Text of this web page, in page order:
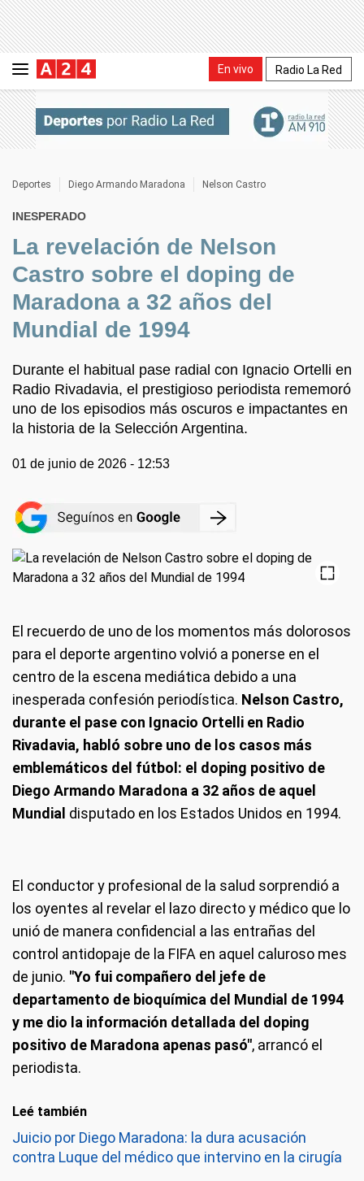
En vivo Radio La Red
Deportes Diego Armando Maradona Nelson Castro
INESPERADO
La revelación de Nelson
Castro sobre el doping de
Maradona a 32 años del
Mundial de 1994
Durante el habitual pase radial con Ignacio Ortelli en
Radio Rivadavia, el prestigioso periodista rememoró
uno de los episodios más oscuros e impactantes en
la historia de la Selección Argentina.
01 de junio de 2026 - 12:53
El recuerdo de uno de los momentos más dolorosos
para el deporte argentino volvió a ponerse en el
centro de la escena mediática debido a una
inesperada confesión periodística. Nelson Castro,
durante el pase con Ignacio Ortelli en Radio
Rivadavia, habló sobre uno de los casos más
emblemáticos del fútbol: el doping positivo de
Diego Armando Maradona a 32 años de aquel
Mundial disputado en los Estados Unidos en 1994.
El conductor y profesional de la salud sorprendió a
los oyentes al revelar el lazo directo y médico que lo
unió de manera confidencial a las entrañas del
control antidopaje de la FIFA en aquel caluroso mes
de junio. "Yo fui compañero del jefe de
departamento de bioquímica del Mundial de 1994
y me dio la información detallada del doping
positivo de Maradona apenas pasó", arrancó el
periodista.
Leé también
Juicio por Diego Maradona: la dura acusación
contra Luque del médico que intervino en la cirugía